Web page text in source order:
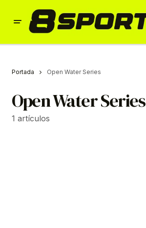
Portada Open Water Series
Open Water Series
1 artículos